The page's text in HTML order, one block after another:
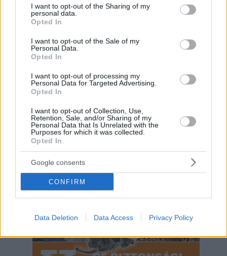
not limited to your visit or usage behaviour. You may click to
grant or deny consent to Google and its third-party tags to
use your data for below specified purposes in below Google
consent section.
I want to opt-out of the Sharing of my
personal data.
Opted In
I want to opt-out of the Sale of my
Personal Data.
Opted In
I want to opt-out of processing my
Personal Data for Targeted Advertising.
Opted In
I want to opt-out of Collection, Use,
Retention, Sale, and/or Sharing of my
Personal Data that Is Unrelated with the
Purposes for which it was collected.
Opted In
Google consents
CONFIRM
Data Deletion Data Access Privacy Policy